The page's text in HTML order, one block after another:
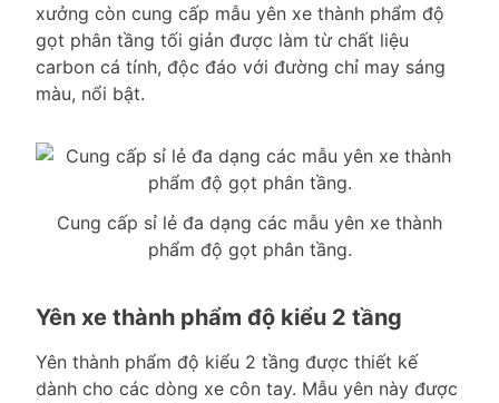
xưởng còn cung cấp mẫu yên xe thành phẩm độ
gọt phân tầng tối giản được làm từ chất liệu
carbon cá tính, độc đáo với đường chỉ may sáng
màu, nổi bật.
Cung cấp sỉ lẻ đa dạng các mẫu yên xe thành
phẩm độ gọt phân tầng.
Yên xe thành phẩm độ kiểu 2 tầng
Yên thành phẩm độ kiểu 2 tầng được thiết kế
dành cho các dòng xe côn tay. Mẫu yên này được